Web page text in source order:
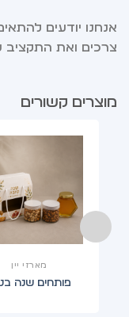
אנחנו יודעים
צרכים ואת התקציב
מוצרים קשורים
מארזי יין
פותחים שנה